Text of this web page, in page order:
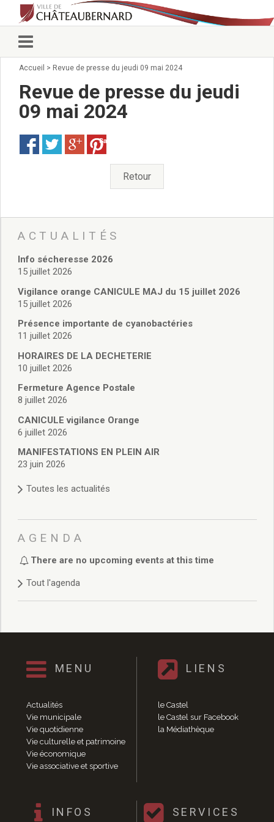
Vie municipale
Conseillers municipaux
Commissions 2026
Arrêtés du Maire
Services municipaux
Pour venir nous voir
administratives
Services Techniques
Affaires Scolaires
Vie associative
Police Municipale/règlementation
Cimetière/réglementation funéraire
Services en ligne
Licences boissons
Cadastre
Actes d’état civil
Budget de Fonctionnement
Budget d’Investissement
Conseils municipaux
Règlement du conseil municipal
Délibérations 2025
Délibérations 2022
Délibérations 2021
Délibérations 2020
Délibérations 2019
Délibérations 2018
Délibérations 2014
Délibérations 2013
Délibérations 2011
Délibérations 2010
Délibérations 2009
Délibérations 2008
Agenda réunions publiques
Marchés publics
Vie quotidienne
Accueil > Revue de presse du jeudi 09 mai 2024
Revue de presse du jeudi
09 mai 2024
Save
Retour
ACTUALITÉS
Info sécheresse 2026
15 juillet 2026
Vigilance orange CANICULE MAJ du 15 juillet 2026
15 juillet 2026
Présence importante de cyanobactéries
11 juillet 2026
HORAIRES DE LA DECHETERIE
10 juillet 2026
Fermeture Agence Postale
8 juillet 2026
CANICULE vigilance Orange
6 juillet 2026
MANIFESTATIONS EN PLEIN AIR
23 juin 2026
Toutes les actualités
AGENDA
There are no upcoming events at this time
Tout l'agenda
MENU
Actualités
Vie municipale
Vie quotidienne
Vie culturelle et patrimoine
Vie économique
Vie associative et sportive
LIENS
le Castel
le Castel sur Facebook
la Médiathèque
INFOS SERVICES